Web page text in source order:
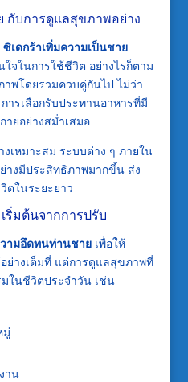
กับการดูแลสุขภาพอย่าง
ซิเดกร้าเพิ่มความเป็นชาย
ใจในการใช้ชีวิต อย่างไรก็ตาม
พโดยรวมควบคู่กันไป ไม่ว่า
ารเลือกรับประทานอาหารที่มี
ยอย่างสม่ำเสมอ
งเหมาะสม ระบบต่าง ๆ ภายใน
างมีประสิทธิภาพมากขึ้น ส่ง
ในระยะยาว
ริ่มต้นจากการปรับ
ามอึดทนท่านชายเพื่อให้
ย่างเต็มที่ แต่การดูแลสุขภาพที่
ในชีวิตประจำวัน เช่น
มู่
าน